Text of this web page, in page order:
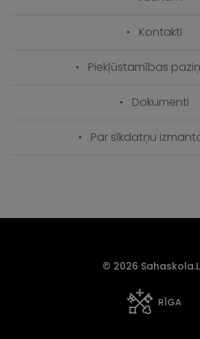
Kontakti
Piekļūstamības
Dokumenti
Par sīkdatņu
© 2026